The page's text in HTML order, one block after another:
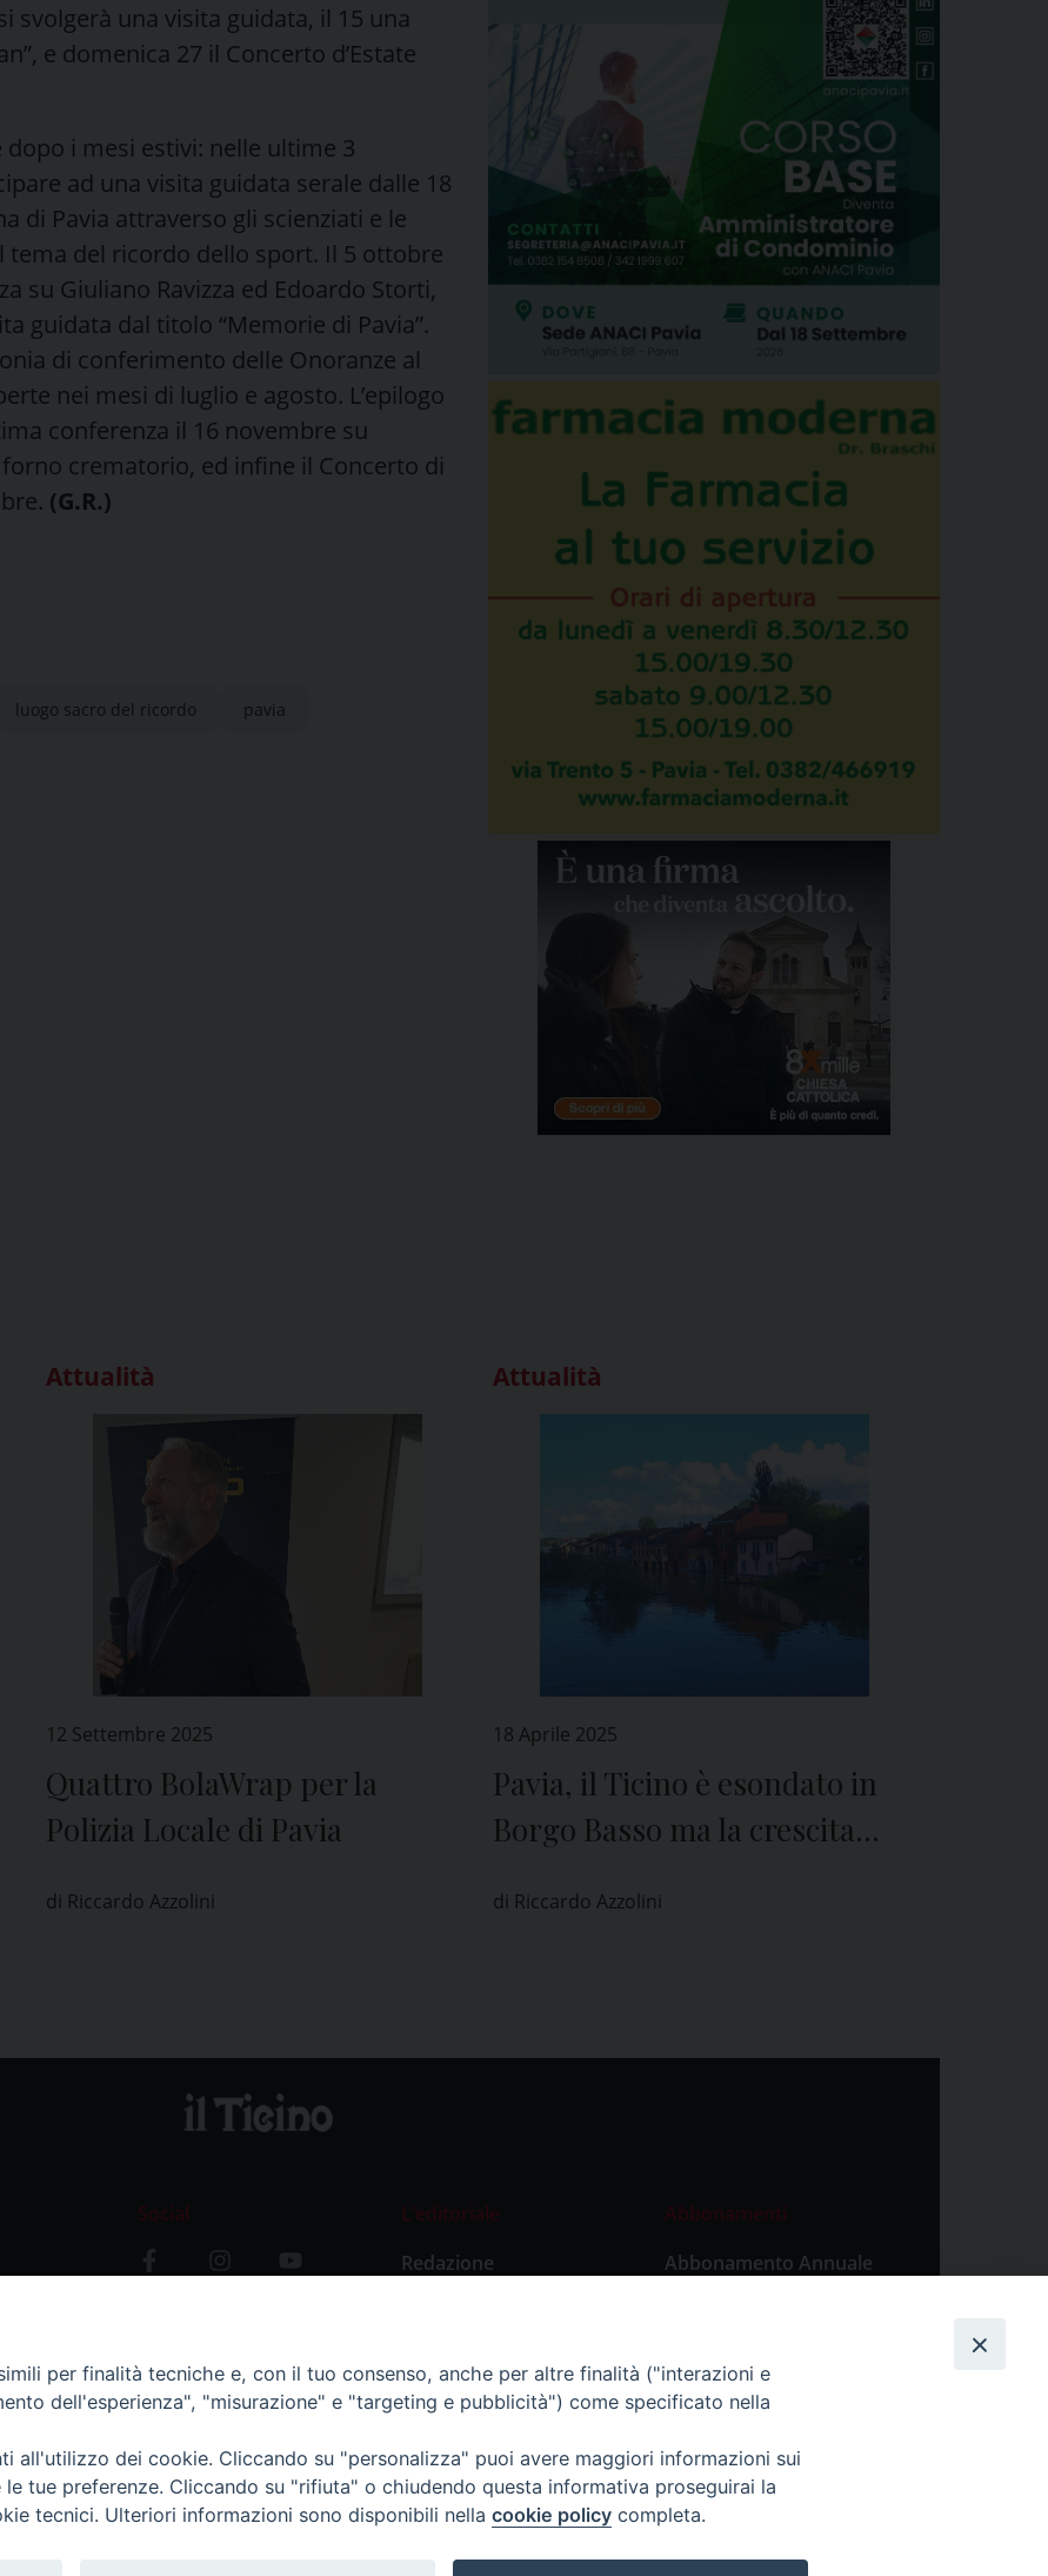
svolgerà una visita guidata, il 15 una
e domenica 27 il Concerto d’Estate
i mesi estivi: nelle ultime 3
ad una visita guidata serale dalle 18
di Pavia attraverso gli scienziati e le
tema del ricordo dello sport. Il 5 ottobre
su Giuliano Ravizza ed Edoardo Storti,
guidata dal titolo “Memorie di Pavia”.
di conferimento delle Onoranze al
nei mesi di luglio e agosto. L’epilogo
conferenza il 16 novembre su
crematorio, ed infine il Concerto di
(G.R.)
luogo sacro del ricordo pavia
Attualità
12 Settembre 2025
Quattro BolaWrap per la
Polizia Locale di Pavia
di Riccardo Azzolini
Attualità
18 Aprile 2025
Pavia, il Ticino è esondato in
Borgo Basso ma la crescita
di Riccardo Azzolini
Social
L’editoriale
Redazione
Abbonamenti
Abbonamento Annuale
Abbonamento Singola
per finalità tecniche e, con il tuo consenso, anche per altre finalità ("interazioni e
dell'esperienza", "misurazione" e "targeting e pubblicità") come specificato nella
all'utilizzo dei cookie. Cliccando su "personalizza" puoi avere maggiori informazioni sui
tue preferenze. Cliccando su "rifiuta" o chiudendo questa informativa proseguirai la
tecnici. Ulteriori informazioni sono disponibili nella cookie policy completa.